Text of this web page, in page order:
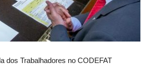
dos Trabalhadores no CODEFAT